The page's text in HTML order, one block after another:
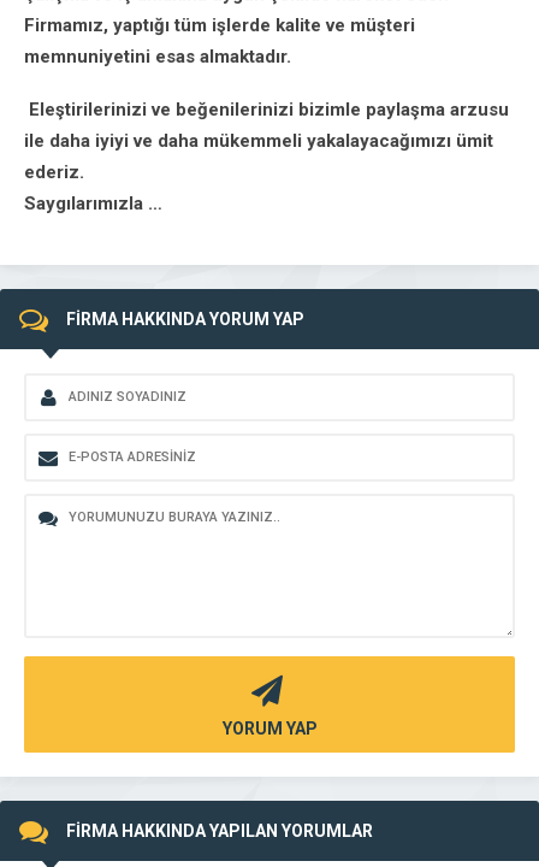
Firmamız, yaptığı tüm işlerde kalite ve müşteri
memnuniyetini esas almaktadır.
Eleştirilerinizi ve beğenilerinizi bizimle paylaşma arzusu
ile daha iyiyi ve daha mükemmeli yakalayacağımızı ümit
ederiz.
Saygılarımızla …
FİRMA HAKKINDA YORUM YAP
YORUM YAP
FİRMA HAKKINDA YAPILAN YORUMLAR